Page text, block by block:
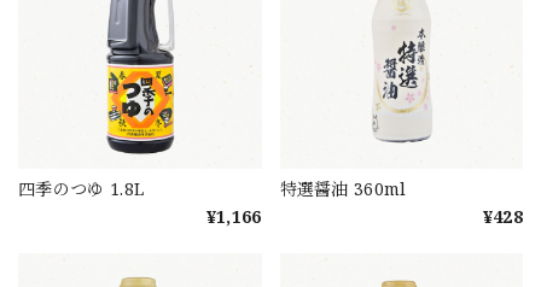
四季のつゆ 1.8L
¥1,166
特選醤油 360ml
¥428